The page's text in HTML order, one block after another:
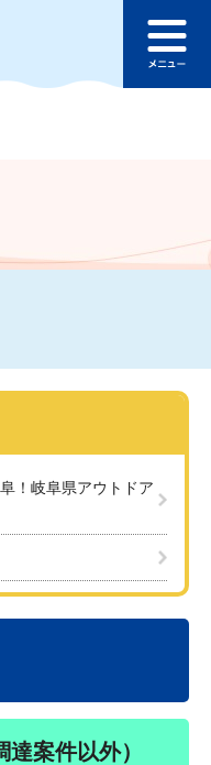
へ
ュ
！岐阜県アウトドア
案件以外）